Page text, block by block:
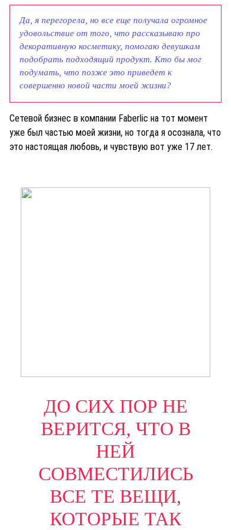
Да, я перегорела, но все еще получала огромное
удовольствие от того, что рассказываю про
декоративную косметику, помогаю девушкам
подобрать подходящий продукт. Кто бы мог
подумать, что позже это приведет к
совершенно новой части моей жизни?
Сетевой бизнес в компании Faberlic на тот момент
уже был частью моей жизни, но тогда я осознала, что
это настоящая любовь, и чувствую вот уже 17 лет.
ДО СИХ ПОР НЕ
ВЕРИТСЯ, ЧТО В
НЕЙ
СОВМЕСТИЛИСЬ
ВСЕ ТЕ ВЕЩИ,
КОТОРЫЕ ТАК